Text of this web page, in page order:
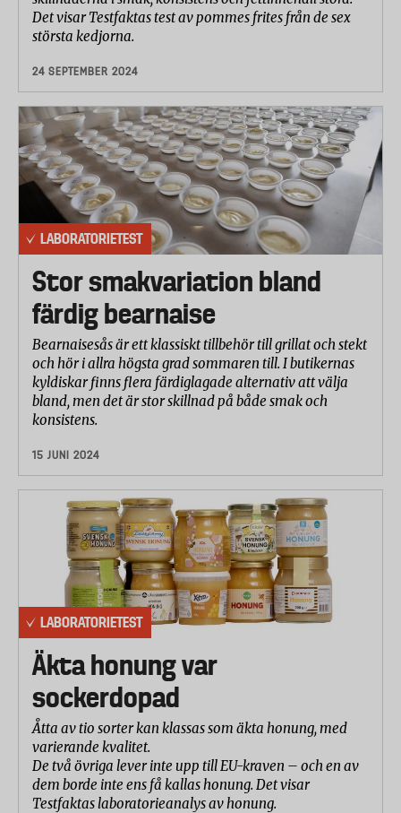
Det visar Testfaktas test av pommes frites från de sex
största kedjorna.
24 SEPTEMBER 2024
LABORATORIETEST
Stor smakvariation bland
färdig bearnaise
Bearnaisesås är ett klassiskt tillbehör till grillat och stekt
och hör i allra högsta grad sommaren till. I butikernas
kyldiskar finns flera färdiglagade alternativ att välja
bland, men det är stor skillnad på både smak och
konsistens.
15 JUNI 2024
LABORATORIETEST
Äkta honung var
sockerdopad
Åtta av tio sorter kan klassas som äkta honung, med
varierande kvalitet.
De två övriga lever inte upp till EU-kraven – och en av
dem borde inte ens få kallas honung. Det visar
Testfaktas laboratorieanalys av honung.